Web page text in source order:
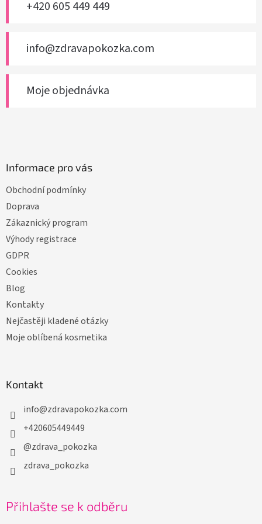
+420 605 449 449
info@zdravapokozka.com
Moje objednávka
Informace pro vás
Obchodní podmínky
Doprava
Zákaznický program
Výhody registrace
GDPR
Cookies
Blog
Kontakty
Nejčastěji kladené otázky
Moje oblíbená kosmetika
Kontakt
info@zdravapokozka.com
+420605449449
@zdrava_pokozka
zdrava_pokozka
Přihlašte se k odběru